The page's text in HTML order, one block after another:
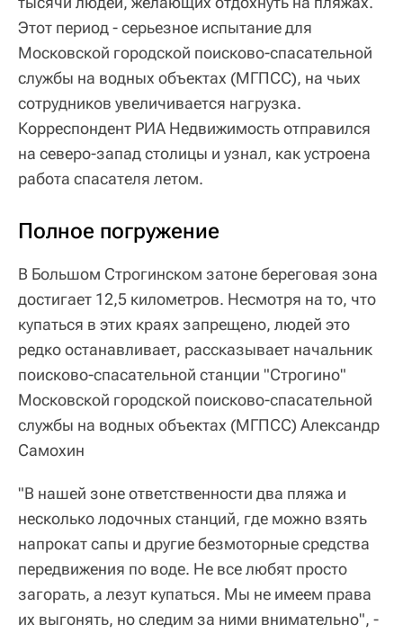
Этот период - серьезное испытание для
Московской городской поисково‑спасательной
службы на водных объектах (МГПСС), на чьих
сотрудников увеличивается нагрузка.
Корреспондент РИА Недвижимость отправился
на северо-запад столицы и узнал, как устроена
работа спасателя летом.
Полное погружение
В Большом Строгинском затоне береговая зона
достигает 12,5 километров. Несмотря на то, что
купаться в этих краях запрещено, людей это
редко останавливает, рассказывает начальник
поисково-спасательной станции "Строгино"
Московской городской поисково-спасательной
службы на водных объектах (МГПСС) Александр
Самохин
"В нашей зоне ответственности два пляжа и
несколько лодочных станций, где можно взять
напрокат сапы и другие безмоторные средства
передвижения по воде. Не все любят просто
загорать, а лезут купаться. Мы не имеем права
их выгонять, но следим за ними внимательно", -